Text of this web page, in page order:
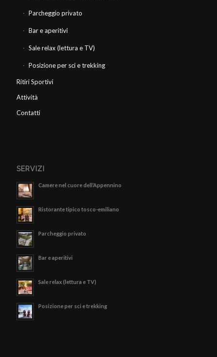
Parcheggio privato
Bar e aperitivi
Sale relax (lettura e TV)
Posizione per sci e trekking
Ritiri Sportivi
Attività
Contatti
SERVIZI
Camere nel cuore dell’Appennino
Ristorante tipico tosco-emiliano
Parcheggio privato
Bar e aperitivi
Sale relax (lettura e TV)
Posizione per sci e trekking